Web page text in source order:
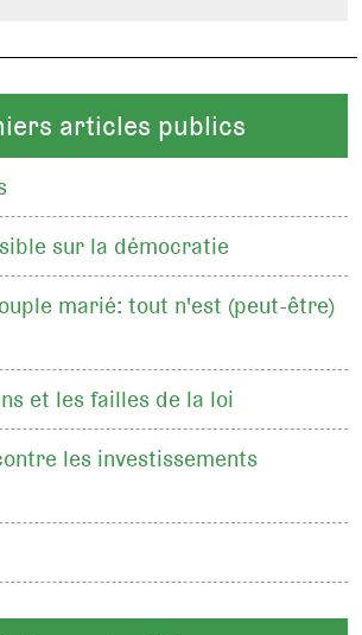
articles publics
sur la démocratie
marié: tout n'est (peut-être)
et les failles de la loi
les investissements